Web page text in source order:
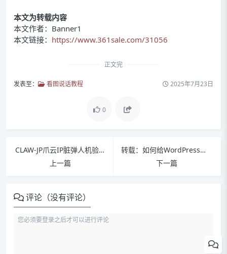
本文为转载内容
本文作者：Banner1
本文链接： https://www.361sale.com/31056
正文完
发表至： 看图说话教程 2025年7月23日
0
CLAW-JP爪云IP脏弹人机验证的解决办法
上一篇
转载：如何给WordPress登录和注册页面添加验证码等自定义表单项
下一篇
评论（没有评论）
如何禁用 WordPress 插件
区别
删除 WordPress 插件遗留的额
代码
总结